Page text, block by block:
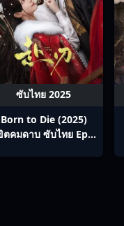
ซับไทย 2025
Born to Die (2025)
ตคมดาบ ซับไทย Ep1-